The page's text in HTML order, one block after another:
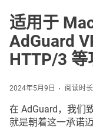
适用于
AdGuard
HTTP/3 等
2024年5月9日 阅读时
在 AdGuard，我们
就是朝着这一承诺